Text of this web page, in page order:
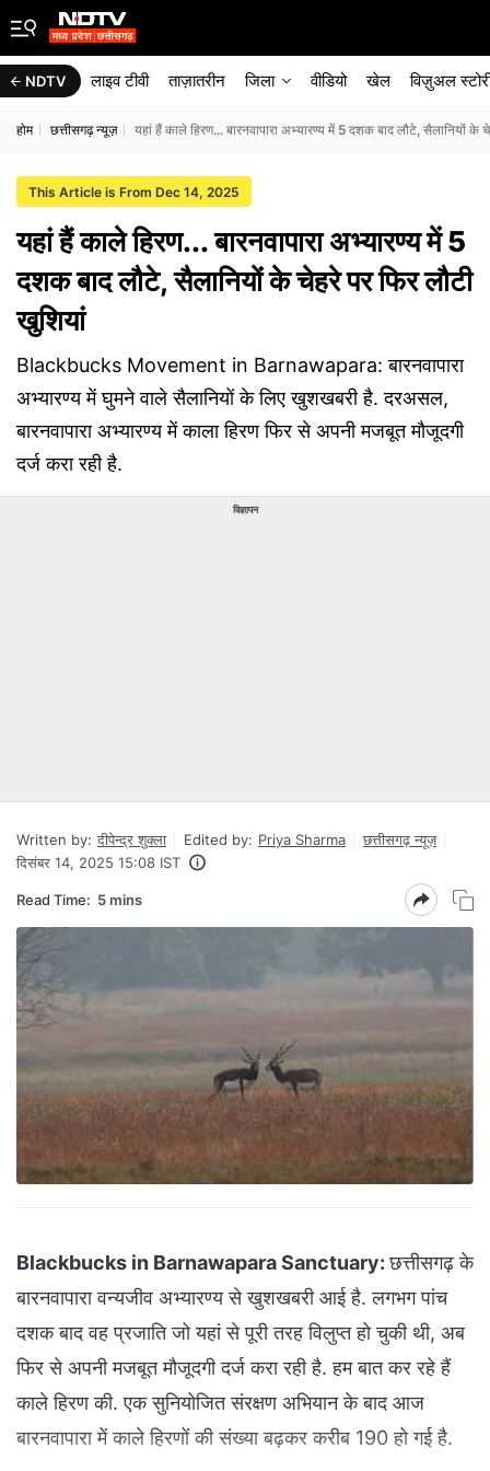
NDTV लाइव टीवी ताज़ातरीन जिला वीडियो खेल विज़ुअल
होम छत्तीसगढ़ न्यूज़ यहां हैं काले हिरण... बारनवापारा अभ्यारण्य में 5 दशक बाद लौटे, सैलानियों के
This Article is From Dec 14, 2025
यहां हैं काले हिरण... बारनवापारा अभ्यारण्य में 5
दशक बाद लौटे, सैलानियों के चेहरे पर फिर लौटी
खुशियां
Blackbucks Movement in Barnawapara: बारनवापारा
अभ्यारण्य में घुमने वाले सैलानियों के लिए खुशखबरी है. दरअसल,
बारनवापारा अभ्यारण्य में काला हिरण फिर से अपनी मजबूत मौजूदगी
दर्ज करा रही है.
विज्ञापन
Written by: दीपेन्द्र शुक्ला Edited by: Priya Sharma
छत्तीसगढ़ न्यूज़
दिसंबर 14, 2025 15:08 IST
Read Time: 5 mins
Blackbucks in Barnawapara Sanctuary:छत्तीसगढ़ के
बारनवापारा वन्यजीव अभ्यारण्य से खुशखबरी आई है. लगभग पांच
दशक बाद वह प्रजाति जो यहां से पूरी तरह विलुप्त हो चुकी थी, अब
फिर से अपनी मजबूत मौजूदगी दर्ज करा रही है. हम बात कर रहे हैं
काले हिरण की. एक सुनियोजित संरक्षण अभियान के बाद आज
बारनवापारा में काले हिरणों की संख्या बढ़कर करीब 190 हो गई है.